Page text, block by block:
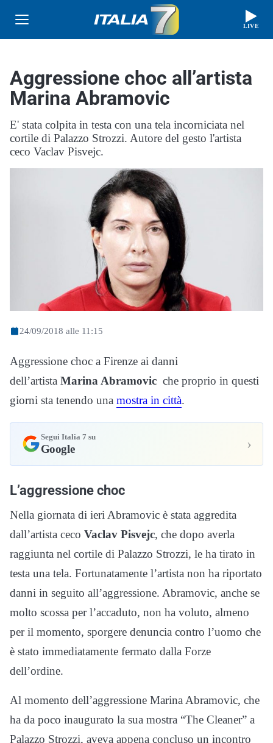
LIVE
Aggressione choc all’artista
Marina Abramovic
E' stata colpita in testa con una tela incorniciata nel
cortile di Palazzo Strozzi. Autore del gesto l'artista
ceco Vaclav Pisvejc.
24/09/2018 alle 11:15
Aggressione choc a Firenze ai danni
dell’artista Marina Abramovic che proprio in questi
giorni sta tenendo una mostra in città.
Segui Italia 7 su
Google ›
L’aggressione choc
Nella giornata di ieri Abramovic è stata aggredita
dall’artista ceco Vaclav Pisvejc, che dopo averla
raggiunta nel cortile di Palazzo Strozzi, le ha tirato in
testa una tela. Fortunatamente l’artista non ha riportato
danni in seguito all’aggressione. Abramovic, anche se
molto scossa per l’accaduto, non ha voluto, almeno
per il momento, sporgere denuncia contro l’uomo che
è stato immediatamente fermato dalla Forze
dell’ordine.
Al momento dell’aggressione Marina Abramovic, che
ha da poco inaugurato la sua mostra “The Cleaner” a
Palazzo Strozzi, aveva appena concluso un incontro